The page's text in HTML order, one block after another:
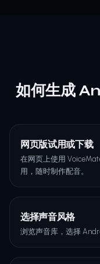
如何生成
网页版试用或下载
在网页上使用
用，随时制作配音。
选择声音风格
浏览声音库，选择